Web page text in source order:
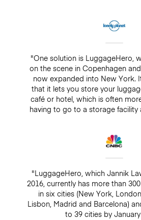
"One solution is LuggageHero,
on the scene in Copenhagen
now expanded into New York.
that it lets you store your
café or hotel, which is often
having to go to a storage facility
"LuggageHero, which Jannik
2016, currently has more than
in six cities (New York,
Lisbon, Madrid and Barcelona)
to 39 cities by